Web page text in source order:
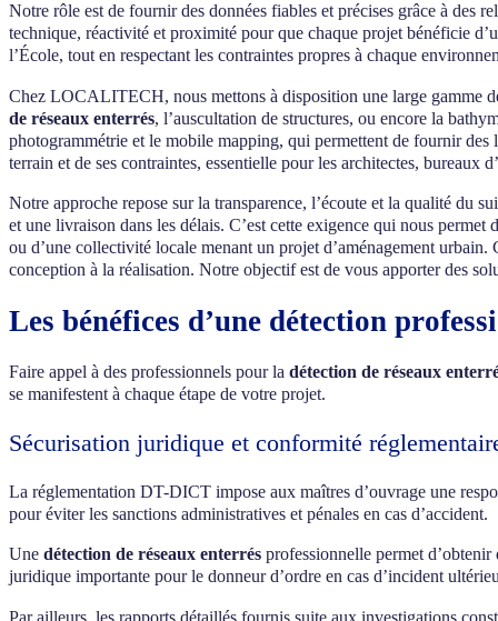
Notre rôle est de fournir des données fiables et précises grâce à des
technique, réactivité et proximité pour que chaque projet bénéficie
l’École, tout en respectant les contraintes propres à chaque
Chez LOCALITECH, nous mettons à disposition une large gamme
de réseaux enterrés, l’auscultation de structures, ou encore la
photogrammétrie et le mobile mapping, qui permettent de fournir
terrain et de ses contraintes, essentielle pour les architectes, bureaux
Notre approche repose sur la transparence, l’écoute et la qualité du
et une livraison dans les délais. C’est cette exigence qui nous
ou d’une collectivité locale menant un projet d’aménagement
conception à la réalisation. Notre objectif est de vous apporter des
Les bénéfices d’une détection
Faire appel à des professionnels pour la détection de réseaux
se manifestent à chaque étape de votre projet.
Sécurisation juridique et conformité
La réglementation DT-DICT impose aux maîtres d’ouvrage une
pour éviter les sanctions administratives et pénales en cas d’accident.
Une détection de réseaux enterrés professionnelle permet
juridique importante pour le donneur d’ordre en cas d’incident
Par ailleurs, les rapports détaillés fournis suite aux investigations